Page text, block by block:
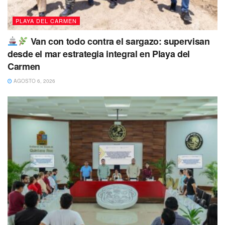
“Ayer nos tocó atender a este grupo de
ciudadanos que reclamaban y lo hacen con
justa razón, ya que este acceso
particularmente se ha tornado como un lugar
en el que entran y salen con mascotas,
PLAYA DEL CARMEN
Van con todo contra el sargazo: supervisan
desde el mar estrategia integral en Playa del
Carmen
AGOSTO 6, 2026